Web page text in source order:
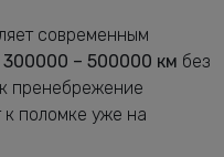
современным
300000 – 500000 км без
пренебрежение
поломке уже на